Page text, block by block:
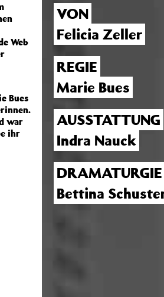
Web
Bues
war
ihr
VON
Felicia Zeller
REGIE
Marie Bues
AUSSTATTUNG
Indra Nauck
DRAMATURGIE
Bettina